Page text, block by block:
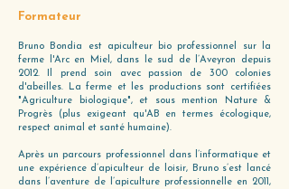
Formateur
Bruno Bondia est apiculteur bio professionnel sur la
ferme l'Arc en Miel, dans le sud de l’Aveyron depuis
2012. Il prend soin avec passion de 300 colonies
d'abeilles. La ferme et les productions sont certifiées
"Agriculture biologique", et sous mention Nature &
Progrès (plus exigeant qu'AB en termes écologique,
respect animal et santé humaine).
Après un parcours professionnel dans l’informatique et
une expérience d’apiculteur de loisir, Bruno s’est lancé
dans l’aventure de l’apiculture professionnelle en 2011,